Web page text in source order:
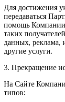
Для достижения
передаваться
помощь Компании
таких
данных, реклама,
другие услуги.
3. Прекращение
На Сайте
типов: